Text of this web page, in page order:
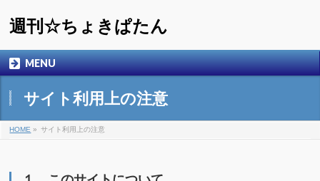
週刊☆ちょきぱたん
MENU
サイト利用上の注意
HOME » サイト利用上の注意